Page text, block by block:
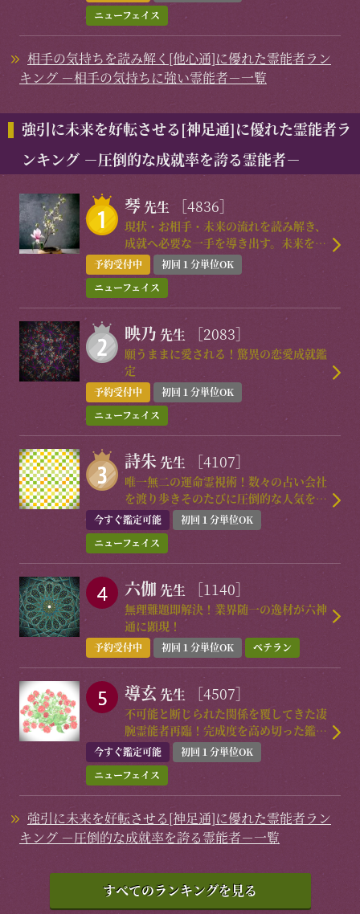
ニューフェイス
相手の気持ちを読み解く[他心通]に優れた霊能者ラン
キング －相手の気持ちに強い霊能者－一覧
強引に未来を好転させる[神足通]に優れた霊能者ラ
ンキング －圧倒的な成就率を誇る霊能者－
琴先生 ［4836］
現状・お相手・未来の流れを読み解き、
成就へ必要な一手を導き出す。未来を変
えるための本気の引き寄せ鑑定。
予約受付中
初回１分単位OK
ニューフェイス
映乃 先生 ［2083］
願うままに愛される！驚異の恋愛成就鑑
定
予約受付中
初回１分単位OK
ニューフェイス
詩朱先生 ［4107］
唯一無二の運命霊視術！数々の占い会社
を渡り歩きそのたびに圧倒的な人気を集
めた実力派降臨！
今すぐ鑑定可能
初回１分単位OK
ニューフェイス
六伽先生 ［1140］
無理難題即解決！業界随一の逸材が六神
通に顕現！
予約受付中 初回１分単位OK ベテラン
導玄 先生 ［4507］
不可能と断じられた関係を覆してきた凄
腕霊能者再臨！完成度を高め切った鑑定
が遂に再始動
今すぐ鑑定可能
初回１分単位OK
ニューフェイス
強引に未来を好転させる[神足通]に優れた霊能者ラン
キング －圧倒的な成就率を誇る霊能者－一覧
すべてのランキングを見る